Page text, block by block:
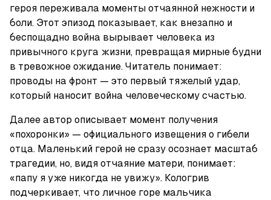
героя переживала моменты отчаянной нежности и
боли. Этот эпизод показывает, как внезапно и
беспощадно война вырывает человека из
привычного круга жизни, превращая мирные будни
в тревожное ожидание. Читатель понимает:
проводы на фронт — это первый тяжелый удар,
который наносит война человеческому счастью.
Далее автор описывает момент получения
«похоронки» — официального извещения о гибели
отца. Маленький герой не сразу осознает масштаб
трагедии, но, видя отчаяние матери, понимает:
«папу я уже никогда не увижу». Кологрив
подчеркивает, что личное горе мальчика